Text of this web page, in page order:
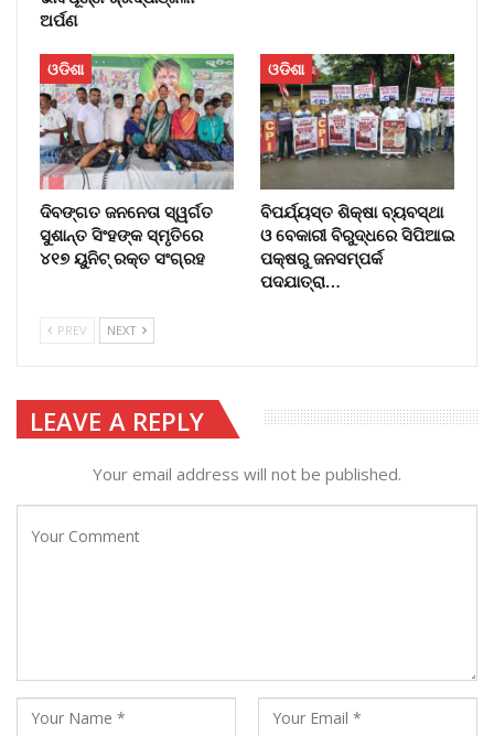
ଅର୍ପଣ
ଓଡିଶା
ଦିବଙ୍ଗତ ଜନନେତା ସ୍ୱର୍ଗତ
ସୁଶାନ୍ତ ସିଂହଙ୍କ ସ୍ମୃତିରେ
୪୧୭ ୟୁନିଟ୍ ରକ୍ତ ସଂଗ୍ରହ
ଓଡିଶା
ବିପର୍ଯ୍ୟସ୍ତ ଶିକ୍ଷା ବ୍ୟବସ୍ଥା
ଓ ବେକାରୀ ବିରୁଦ୍ଧରେ ସିପିଆଇ
ପକ୍ଷରୁ ଜନସମ୍ପର୍କ
ପଦଯାତ୍ରା…
PREV NEXT
LEAVE A REPLY
Your email address will not be published.